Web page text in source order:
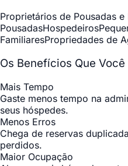
Proprietários de Pousadas e
PousadasHospedeiros
FamiliaresPropriedades de
Os Benefícios Que Você
Mais Tempo
Gaste menos tempo na
seus hóspedes.
Menos Erros
Chega de reservas
perdidos.
Maior Ocupação